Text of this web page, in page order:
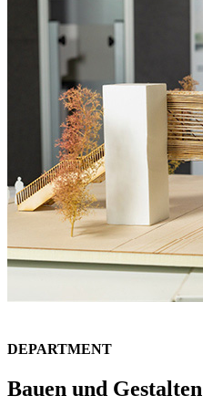
DEPARTMENT
Bauen und Gestalten